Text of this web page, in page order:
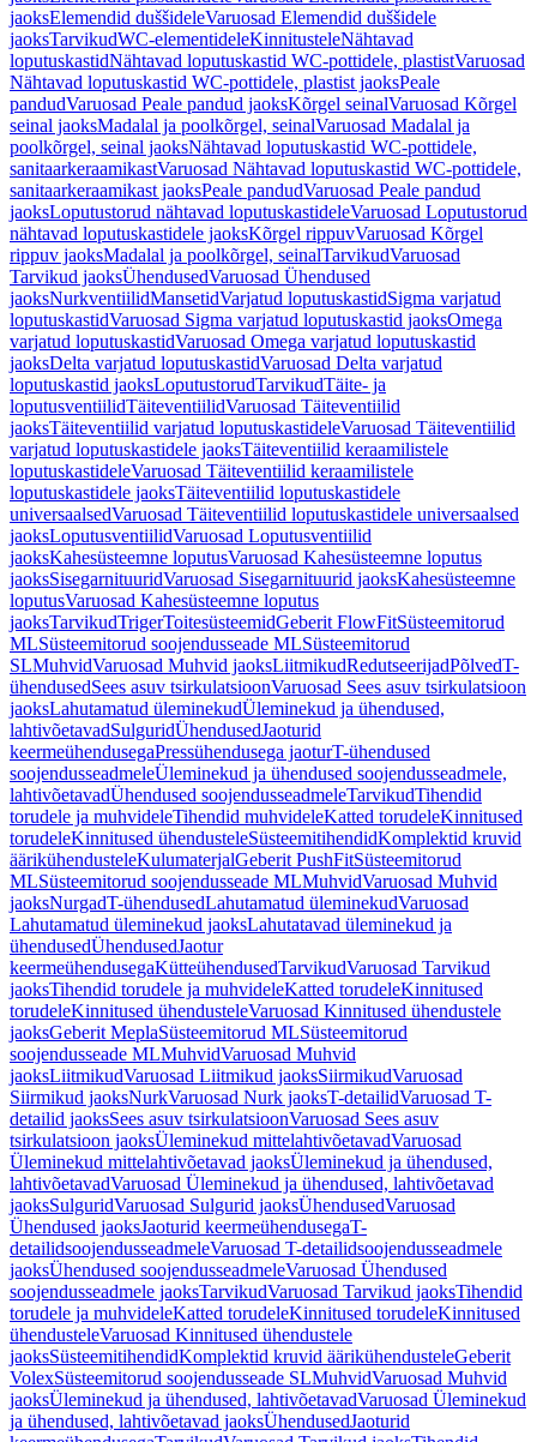
jaoksElemendid duššideleVaruosad Elemendid duššidele
jaoksTarvikudWC-elementideleKinnitusteleNähtavad
loputuskastidNähtavad loputuskastid WC-pottidele, plastistVaruosad
Nähtavad loputuskastid WC-pottidele, plastist jaoksPeale
pandudVaruosad Peale pandud jaoksKõrgel seinalVaruosad Kõrgel
seinal jaoksMadalal ja poolkõrgel, seinalVaruosad Madalal ja
poolkõrgel, seinal jaoksNähtavad loputuskastid WC-pottidele,
sanitaarkeraamikastVaruosad Nähtavad loputuskastid WC-pottidele,
sanitaarkeraamikast jaoksPeale pandudVaruosad Peale pandud
jaoksLoputustorud nähtavad loputuskastideleVaruosad Loputustorud
nähtavad loputuskastidele jaoksKõrgel rippuvVaruosad Kõrgel
rippuv jaoksMadalal ja poolkõrgel, seinalTarvikudVaruosad
Tarvikud jaoksÜhendusedVaruosad Ühendused
jaoksNurkventiilidMansetidVarjatud loputuskastidSigma varjatud
loputuskastidVaruosad Sigma varjatud loputuskastid jaoksOmega
varjatud loputuskastidVaruosad Omega varjatud loputuskastid
jaoksDelta varjatud loputuskastidVaruosad Delta varjatud
loputuskastid jaoksLoputustorudTarvikudTäite- ja
loputusventiilidTäiteventiilidVaruosad Täiteventiilid
jaoksTäiteventiilid varjatud loputuskastideleVaruosad Täiteventiilid
varjatud loputuskastidele jaoksTäiteventiilid keraamilistele
loputuskastideleVaruosad Täiteventiilid keraamilistele
loputuskastidele jaoksTäiteventiilid loputuskastidele
universaalsedVaruosad Täiteventiilid loputuskastidele universaalsed
jaoksLoputusventiilidVaruosad Loputusventiilid
jaoksKahesüsteemne loputusVaruosad Kahesüsteemne loputus
jaoksSisegarnituuridVaruosad Sisegarnituurid jaoksKahesüsteemne
loputusVaruosad Kahesüsteemne loputus
jaoksTarvikudTrigerToitesüsteemidGeberit FlowFitSüsteemitorud
MLSüsteemitorud soojendusseade MLSüsteemitorud
SLMuhvidVaruosad Muhvid jaoksLiitmikudRedutseerijadPõlvedT-
ühendusedSees asuv tsirkulatsioonVaruosad Sees asuv tsirkulatsioon
jaoksLahutamatud üleminekudÜleminekud ja ühendused,
lahtivõetavadSulguridÜhendusedJaoturid
keermeühendusegaPressühendusega jaoturT-ühendused
soojendusseadmeleÜleminekud ja ühendused soojendusseadmele,
lahtivõetavadÜhendused soojendusseadmeleTarvikudTihendid
torudele ja muhvideleTihendid muhvideleKatted torudeleKinnitused
torudeleKinnitused ühendusteleSüsteemitihendidKomplektid kruvid
äärikühendusteleKulumaterjalGeberit PushFitSüsteemitorud
MLSüsteemitorud soojendusseade MLMuhvidVaruosad Muhvid
jaoksNurgadT-ühendusedLahutamatud üleminekudVaruosad
Lahutamatud üleminekud jaoksLahutatavad üleminekud ja
ühendusedÜhendusedJaotur
keermeühendusegaKütteühendusedTarvikudVaruosad Tarvikud
jaoksTihendid torudele ja muhvideleKatted torudeleKinnitused
torudeleKinnitused ühendusteleVaruosad Kinnitused ühendustele
jaoksGeberit MeplaSüsteemitorud MLSüsteemitorud
soojendusseade MLMuhvidVaruosad Muhvid
jaoksLiitmikudVaruosad Liitmikud jaoksSiirmikudVaruosad
Siirmikud jaoksNurkVaruosad Nurk jaoksT-detailidVaruosad T-
detailid jaoksSees asuv tsirkulatsioonVaruosad Sees asuv
tsirkulatsioon jaoksÜleminekud mittelahtivõetavadVaruosad
Üleminekud mittelahtivõetavad jaoksÜleminekud ja ühendused,
lahtivõetavadVaruosad Üleminekud ja ühendused, lahtivõetavad
jaoksSulguridVaruosad Sulgurid jaoksÜhendusedVaruosad
Ühendused jaoksJaoturid keermeühendusegaT-
detailidsoojendusseadmeleVaruosad T-detailidsoojendusseadmele
jaoksÜhendused soojendusseadmeleVaruosad Ühendused
soojendusseadmele jaoksTarvikudVaruosad Tarvikud jaoksTihendid
torudele ja muhvideleKatted torudeleKinnitused torudeleKinnitused
ühendusteleVaruosad Kinnitused ühendustele
jaoksSüsteemitihendidKomplektid kruvid äärikühendusteleGeberit
VolexSüsteemitorud soojendusseade SLMuhvidVaruosad Muhvid
jaoksÜleminekud ja ühendused, lahtivõetavadVaruosad Üleminekud
ja ühendused, lahtivõetavad jaoksÜhendusedJaoturid